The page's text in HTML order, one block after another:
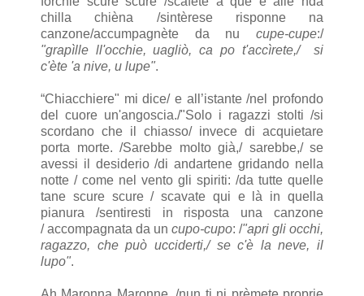
chilla chièna /sintèrese risponne na
canzone/accumpagnète da nu cupe-cupe:/
"grapìlle ll'occhie, uagliò, ca po t'accìrete,/ si
c'ète 'a nive, u lupe".
“Chiacchiere" mi dice/ e all’istante /nel profondo
del cuore un'angoscia./"Solo i ragazzi stolti /si
scordano che il chiasso/ invece di acquietare
porta morte. /Sarebbe molto già,/ sarebbe,/ se
avessi il desiderio /di andartene gridando nella
notte / come nel vento gli spiriti: /da tutte quelle
tane scure scure / scavate qui e là in quella
pianura /sentiresti in risposta una canzone
/ accompagnata da un cupo-cupo: /"apri gli occhi,
ragazzo, che può ucciderti,/ se c'è la neve, il
lupo".